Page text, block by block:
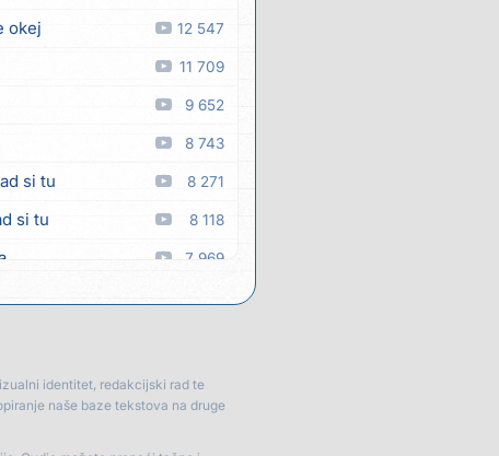
okej 12 547
11 709
9 652
8 743
si tu 8 271
si tu 8 118
7 969
6 739
6 441
identitet, redakcijski rad te
naše baze tekstova na druge